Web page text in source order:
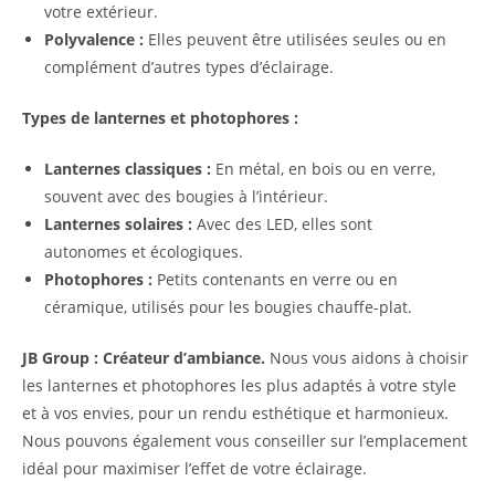
votre extérieur.
Polyvalence : Elles peuvent être utilisées seules ou en
complément d’autres types d’éclairage.
Types de lanternes et photophores :
Lanternes classiques : En métal, en bois ou en verre,
souvent avec des bougies à l’intérieur.
Lanternes solaires : Avec des LED, elles sont
autonomes et écologiques.
Photophores : Petits contenants en verre ou en
céramique, utilisés pour les bougies chauffe-plat.
JB Group : Créateur d’ambiance. Nous vous aidons à choisir
les lanternes et photophores les plus adaptés à votre style
et à vos envies, pour un rendu esthétique et harmonieux.
Nous pouvons également vous conseiller sur l’emplacement
idéal pour maximiser l’effet de votre éclairage.